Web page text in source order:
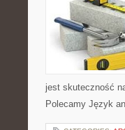
jest skuteczność
Polecamy Język